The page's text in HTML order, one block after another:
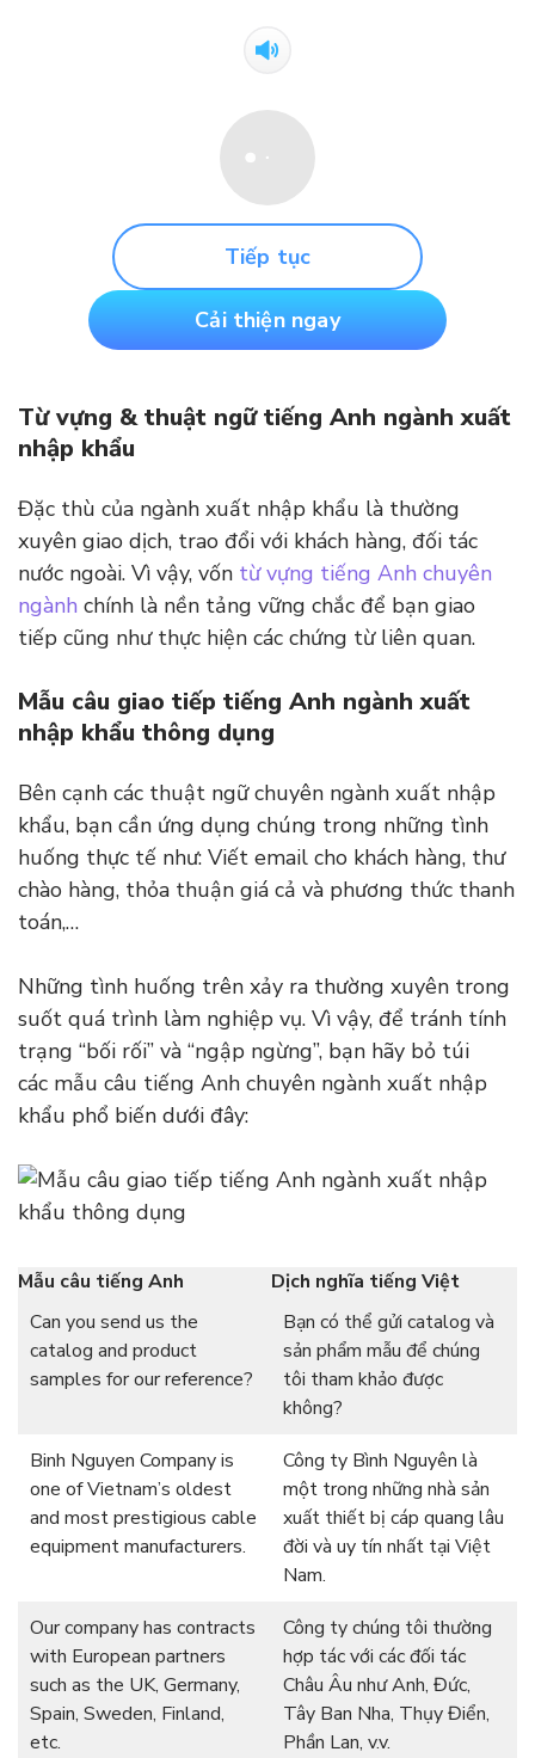
Tiếp tục
Cải thiện ngay
Từ vựng & thuật ngữ tiếng Anh ngành xuất
nhập khẩu
Đặc thù của ngành xuất nhập khẩu là thường
xuyên giao dịch, trao đổi với khách hàng, đối tác
nước ngoài. Vì vậy, vốn từ vựng tiếng Anh chuyên
ngành chính là nền tảng vững chắc để bạn giao
tiếp cũng như thực hiện các chứng từ liên quan.
Mẫu câu giao tiếp tiếng Anh ngành xuất
nhập khẩu thông dụng
Bên cạnh các thuật ngữ chuyên ngành xuất nhập
khẩu, bạn cần ứng dụng chúng trong những tình
huống thực tế như: Viết email cho khách hàng, thư
chào hàng, thỏa thuận giá cả và phương thức thanh
toán,…
Những tình huống trên xảy ra thường xuyên trong
suốt quá trình làm nghiệp vụ. Vì vậy, để tránh tính
trạng “bối rối” và “ngập ngừng”, bạn hãy bỏ túi
các mẫu câu tiếng Anh chuyên ngành xuất nhập
khẩu phổ biến dưới đây:
Mẫu câu tiếng Anh
Dịch nghĩa tiếng Việt
Can you send us the
catalog and product
samples for our reference?
Bạn có thể gửi catalog và
sản phẩm mẫu để chúng
tôi tham khảo được
không?
Binh Nguyen Company is
one of Vietnam’s oldest
and most prestigious cable
equipment manufacturers.
Công ty Bình Nguyên là
một trong những nhà sản
xuất thiết bị cáp quang lâu
đời và uy tín nhất tại Việt
Nam.
Our company has contracts
with European partners
such as the UK, Germany,
Spain, Sweden, Finland,
etc.
Công ty chúng tôi thường
hợp tác với các đối tác
Châu Âu như Anh, Đức,
Tây Ban Nha, Thụy Điển,
Phần Lan, v.v.